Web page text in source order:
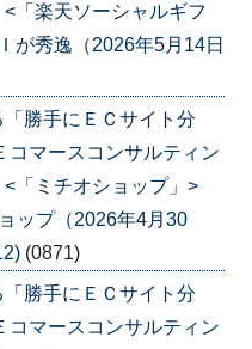
楽天ソーシャルギフ
が秀逸（2026年5月14日
「勝手にＥＣサイト分
マースコンサルティン
「ミチオショップ」>
ップ（2026年4月30
(0871)
「勝手にＥＣサイト分
マースコンサルティン